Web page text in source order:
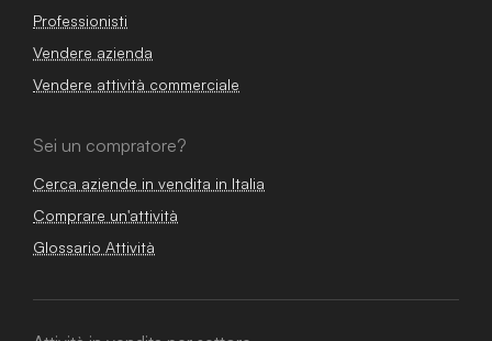
Professionisti
Vendere azienda
Vendere attività commerciale
Sei un compratore?
Cerca aziende in vendita in Italia
Comprare un'attività
Glossario Attività